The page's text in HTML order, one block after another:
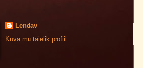
Lendav
Kuva mu täielik profiil